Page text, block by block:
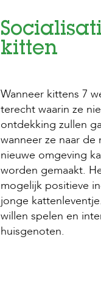
kitten
Wanneer kittens 7
terecht waarin ze
ontdekking zullen
wanneer ze naar
nieuwe omgeving
worden gemaakt.
mogelijk positieve
jonge
willen spelen en
huisgenoten.